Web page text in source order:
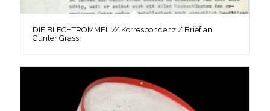
DIE BLECHTROMMEL // Korrespondenz / Brief an
Günter Grass